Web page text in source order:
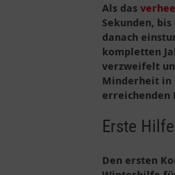
Als das
Sekunden,
danach
kompletten
verzweifelt
Minderheit in
erreichenden
Erste
Den ersten